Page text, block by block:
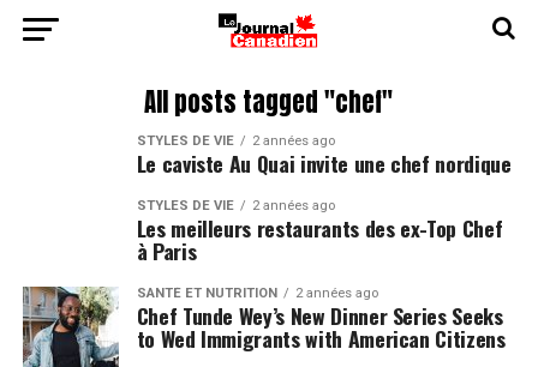
All posts tagged "chef"
STYLES DE VIE 2 années ago
Le caviste Au Quai invite une chef nordique
STYLES DE VIE 2 années ago
Les meilleurs restaurants des ex-Top Chef
à Paris
SANTÉ ET NUTRITION 2 années ago
Chef Tunde Wey’s New Dinner Series Seeks
to Wed Immigrants with American Citizens